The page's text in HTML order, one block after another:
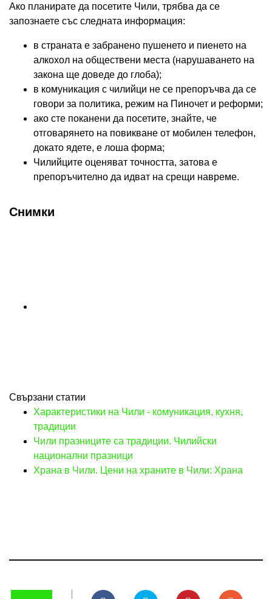
Ако планирате да посетите Чили, трябва да се
запознаете със следната информация:
в страната е забранено пушенето и пиенето на
алкохол на обществени места (нарушаването на
закона ще доведе до глоба);
в комуникация с чилийци не се препоръчва да се
говори за политика, режим на Пиночет и реформи;
ако сте поканени да посетите, знайте, че
отговарянето на повикване от мобилен телефон,
докато ядете, е лоша форма;
Чилийците оценяват точността, затова е
препоръчително да идват на срещи навреме.
Снимки
Свързани статии
Характеристики на Чили - комуникация, кухня,
традиции
Чили празниците са традиции. Чилийски
национални празници
Храна в Чили. Цени на храните в Чили: Храна